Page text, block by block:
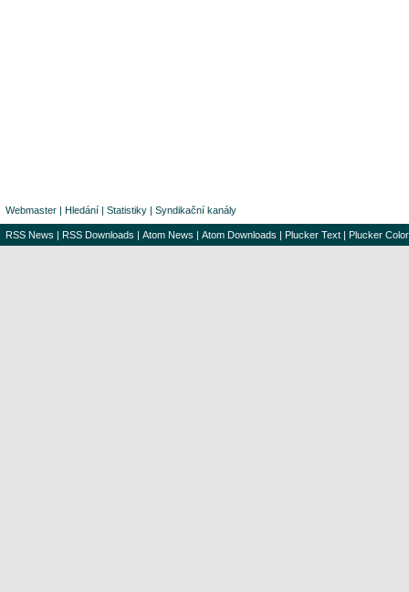
Webmaster | Hledání | Statistiky | Syndikační kanály
RSS News | RSS Downloads | Atom News | Atom Downloads | Plucker Text | Plucker Color